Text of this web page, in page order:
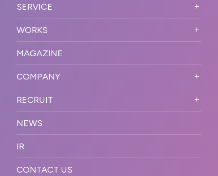
PURPOSE
VISION
OUR DNA
SERVICE
STRONG POINT
BUSINESS DOMAIN
SOLUTION
WORKFLOW
WORKS
オンラインイベント
SNSプロモーション
プラットフォーム販
促
デジタル制作・映像
制作
PR
カンファレンス・展示会・アワ
ESPORTS・ゲームプロモーシ
MAGAZINE
COMPANY
COMPANY INFORMATION
MESSAGE
OFFICER
ACCESS
ORGANIZATION CHART
RECRUIT
新卒採用
キャリア採用
NEWS
IR
CONTACT US